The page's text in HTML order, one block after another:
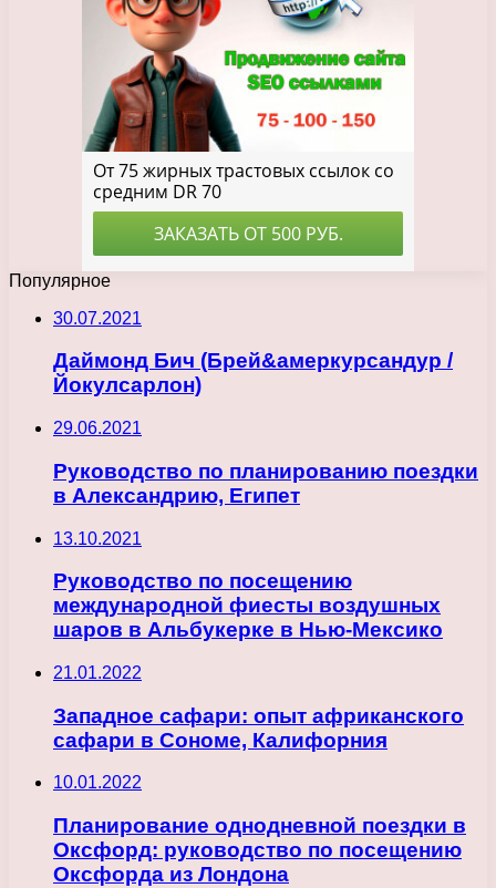
Популярное
30.07.2021
Даймонд Бич (Брей&амеркурсандур /
Йокулсарлон)
29.06.2021
Руководство по планированию поездки
в Александрию, Египет
13.10.2021
Руководство по посещению
международной фиесты воздушных
шаров в Альбукерке в Нью-Мексико
21.01.2022
Западное сафари: опыт африканского
сафари в Сономе, Калифорния
10.01.2022
Планирование однодневной поездки в
Оксфорд: руководство по посещению
Оксфорда из Лондона